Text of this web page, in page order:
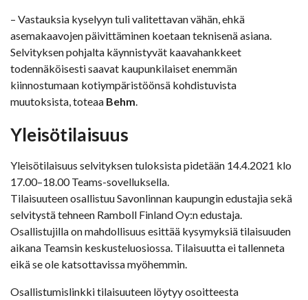
– Vastauksia kyselyyn tuli valitettavan vähän, ehkä
asemakaavojen päivittäminen koetaan teknisenä asiana.
Selvityksen pohjalta käynnistyvät kaavahankkeet
todennäköisesti saavat kaupunkilaiset enemmän
kiinnostumaan kotiympäristöönsä kohdistuvista
muutoksista, toteaa Behm.
Yleisötilaisuus
Yleisötilaisuus selvityksen tuloksista pidetään 14.4.2021 klo
17.00–18.00 Teams-sovelluksella.
Tilaisuuteen osallistuu Savonlinnan kaupungin edustajia sekä
selvitystä tehneen Ramboll Finland Oy:n edustaja.
Osallistujilla on mahdollisuus esittää kysymyksiä tilaisuuden
aikana Teamsin keskusteluosiossa. Tilaisuutta ei tallenneta
eikä se ole katsottavissa myöhemmin.
Osallistumislinkki tilaisuuteen löytyy osoitteesta